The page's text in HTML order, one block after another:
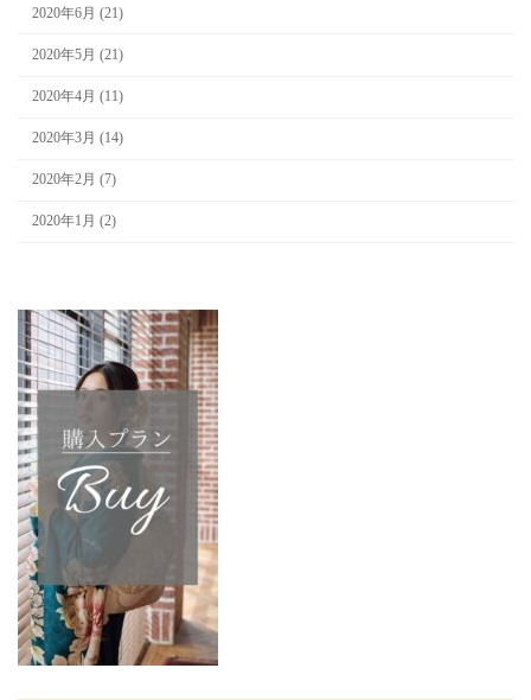
2020年6月 (21)
2020年5月 (21)
2020年4月 (11)
2020年3月 (14)
2020年2月 (7)
2020年1月 (2)